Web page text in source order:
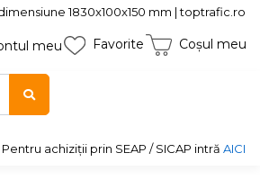
1830x100x150 mm | toptrafic.ro
meu Favorite Coșul meu
Pentru achiziții prin SEAP / SICAP intră AICI